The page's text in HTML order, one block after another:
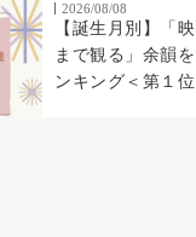
2026/08/08
【誕生月別】「
まで観る」余韻
ンキング＜第１